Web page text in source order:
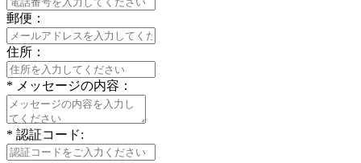
郵便：
住所：
* メッセージの内容：
* 認証コード: